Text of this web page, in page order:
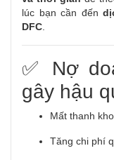
lúc bạn cần đến
DFC
✅ Nợ
gây hậu
Mất thanh
Tăng chi phí